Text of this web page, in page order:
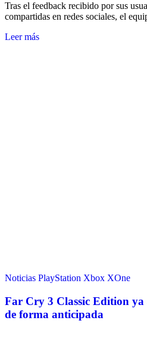
Tras el feedback recibido por sus
compartidas en redes sociales, el
Leer más
Noticias PlayStation Xbox XOne
Far Cry 3 Classic Edition ya
de forma anticipada